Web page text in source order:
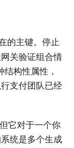
的主键。停止
关验证组合情
构性属性，
支付团队已经
它对于一个你
统是多个生成